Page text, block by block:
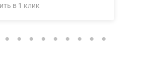
в 1 клик